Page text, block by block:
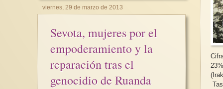
viernes, 29 de marzo de 2013
Sevota, mujeres por el
empoderamiento y la
reparación tras el
genocidio de Ruanda